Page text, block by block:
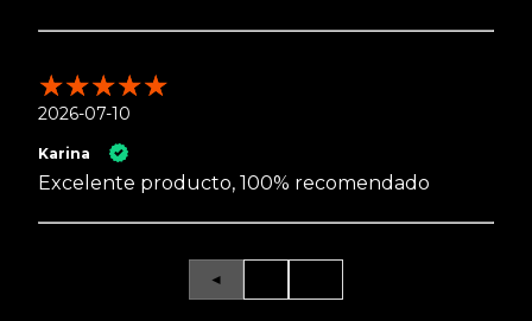
2026-07-10
Karina
Excelente producto, 100% recomendado
◄